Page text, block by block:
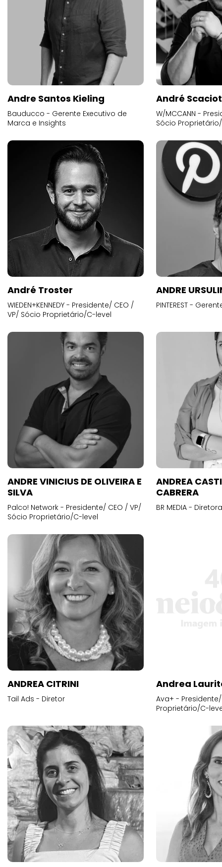
Andre Santos Kieling
Bauducco - Gerente Executivo de
Marca e Insights
André
W/MCCANN -
Sócio
André Troster
WIEDEN+KENNEDY - Presidente/ CEO /
VP/ Sócio Proprietário/C-level
ANDRE
PINTEREST -
ANDRE VINICIUS DE OLIVEIRA E
SILVA
Palco! Network - Presidente/ CEO / VP/
Sócio Proprietário/C-level
ANDREA
CABRERA
BR MEDIA -
ANDREA CITRINI
Tail Ads - Diretor
Andrea
Ava+ -
Proprietário/C-